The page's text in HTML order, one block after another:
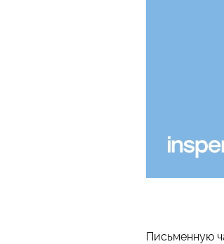
Письменную